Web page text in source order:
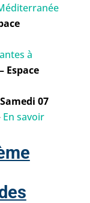
à
Espace
Samedi 07
En savoir